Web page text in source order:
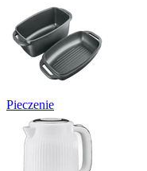
Pieczenie